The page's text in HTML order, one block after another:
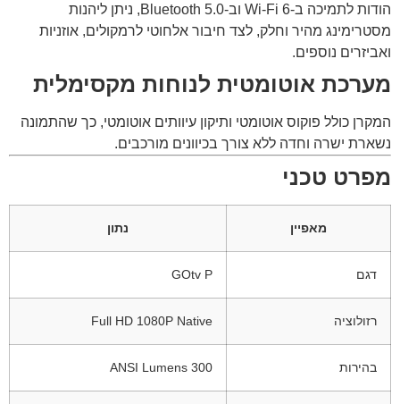
הודות לתמיכה ב-Wi-Fi 6 וב-Bluetooth 5.0, ניתן ליהנות
מסטרימינג מהיר וחלק, לצד חיבור אלחוטי לרמקולים, אוזניות
ואביזרים נוספים.
מערכת אוטומטית לנוחות מקסימלית
המקרן כולל פוקוס אוטומטי ותיקון עיוותים אוטומטי, כך שהתמונה
נשארת ישרה וחדה ללא צורך בכיוונים מורכבים.
מפרט טכני
מאפיין נתון
דגם GOtv P
רזולוציה Full HD 1080P Native
בהירות 300 ANSI Lumens